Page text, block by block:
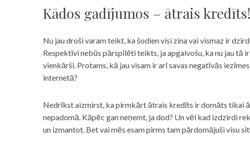
Kādos gadījumos – ātrais kredīts!
Nu jau droši varam teikt, ka šodien visi zina vai vismaz ir
Respektīvi nebūs pārspīlēti teikts, ja apgalvošu, ka nu jau tā
vienkārši. Protams, kā jau visam ir arī savas negatīvās
internetā?
Nedrīkst aizmirst, ka pirmkārt ātrais kredīts ir domāts tikai
nepadomā. Kāpēc gan neņemt, ja dod? Un vēl kad izdzirdi
un izmantot. Bet vai mēs esam pirms tam pārdomājuši visu